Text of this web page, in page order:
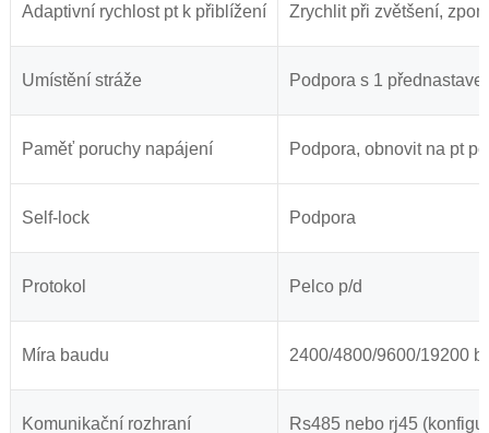
Adaptivní rychlost pt k přiblížení Zrychlit při zvětšení,
Umístění stráže Podpora s 1
Paměť poruchy napájení Podpora, obnovit na pt
Self-lock Podpora
Protokol Pelco p/d
Míra baudu 2400/4800/9600/19200
Komunikační rozhraní Rs485 nebo rj45